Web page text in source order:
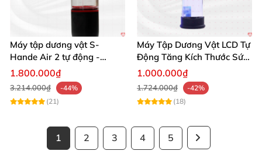
Máy tập dương vật S-
Hande Air 2 tự động -
Rung, Hút, Tăng kích thước
1.800.000₫
3.214.000₫
-44%
(21)
Máy Tập Dương Vật LCD Tự
Động Tăng Kích Thước Sức
Bền
1.000.000₫
1.724.000₫
-42%
(18)
1 2 3 4 5